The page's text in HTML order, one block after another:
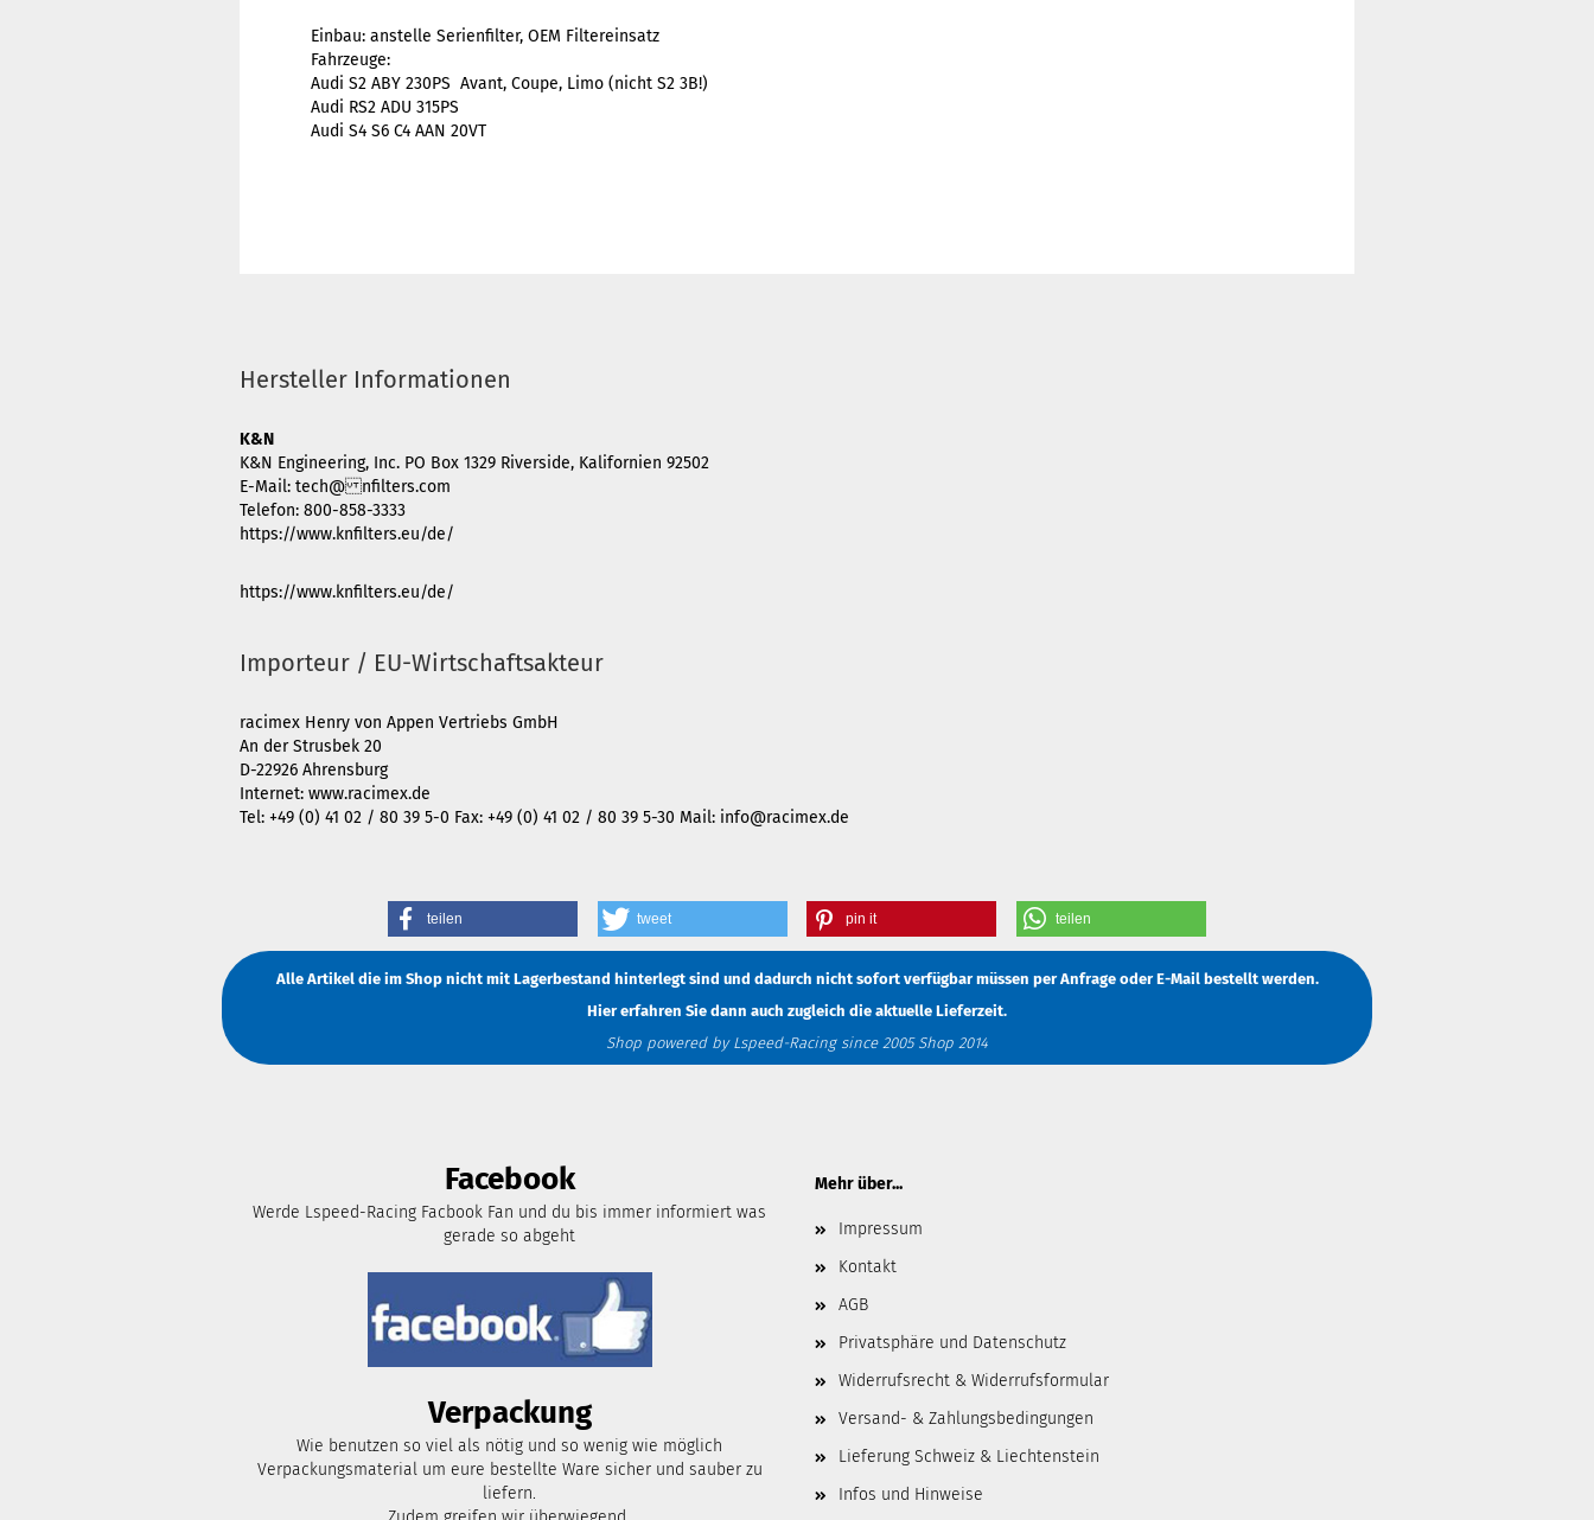
Einbau: anstelle Serienfilter, OEM Filtereinsatz
Fahrzeuge:
Audi S2 ABY 230PS Avant, Coupe, Limo (nicht S2 3B!)
Audi RS2 ADU 315PS
Audi S4 S6 C4 AAN 20VT
Hersteller Informationen
K&N
K&N Engineering, Inc. PO Box 1329 Riverside, Kalifornien 92502
E-Mail: tech@ nfilters.com
Telefon: 800-858-3333
https://www.knfilters.eu/de/
https://www.knfilters.eu/de/
Importeur / EU-Wirtschaftsakteur
racimex Henry von Appen Vertriebs GmbH
An der Strusbek 20
D-22926 Ahrensburg
Internet: www.racimex.de
Tel: +49 (0) 41 02 / 80 39 5-0 Fax: +49 (0) 41 02 / 80 39 5-30 Mail: info@racimex.de
teilen tweet pin it teilen
Alle Artikel die im Shop nicht mit Lagerbestand hinterlegt sind und dadurch nicht sofort verfügbar müssen per AnfrageoderE-Mailbestellt werden.
Hier erfahren Sie dann auch zugleich die aktuelle Lieferzeit.
Shop powered by Lspeed-Racing since 2005 Shop 2014
Facebook
Werde Lspeed-Racing Facbook Fan und du bis immer informiert was
gerade so abgeht
Verpackung
Wie benutzen so viel als nötig und so wenig wie möglich
Verpackungsmaterial um eure bestellte Ware sicher und sauber zu
liefern.
Mehr über...
Impressum
Kontakt
AGB
Privatsphäre und Datenschutz
Widerrufsrecht & Widerrufsformular
Versand- & Zahlungsbedingungen
Lieferung Schweiz & Liechtenstein
Infos und Hinweise